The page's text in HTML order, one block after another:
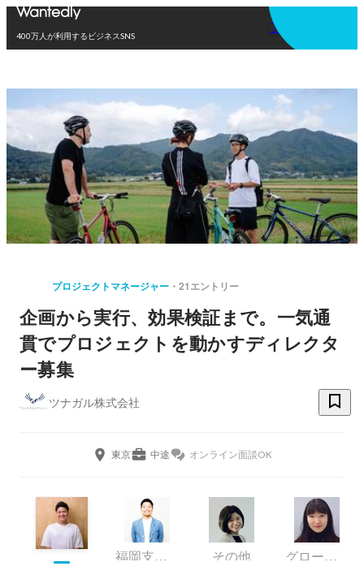
400万人が利用するビジネスSNS
アプリを使う
プロジェクトマネージャー 21エントリー
企画から実行、効果検証まで。一気通
貫でプロジェクトを動かすディレクタ
ー募集
ツナガル株式会社
東京 中途 オンライン面談OK
福岡支社長／エグゼクティブプロデューサー その他 グローバルコミュニケーション事業部